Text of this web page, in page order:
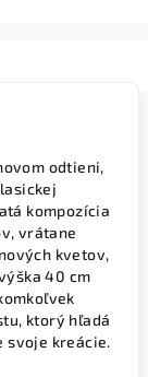
odtieni,
kompozícia
vrátane
kvetov,
40 cm
ktorý hľadá
svoje kreácie.